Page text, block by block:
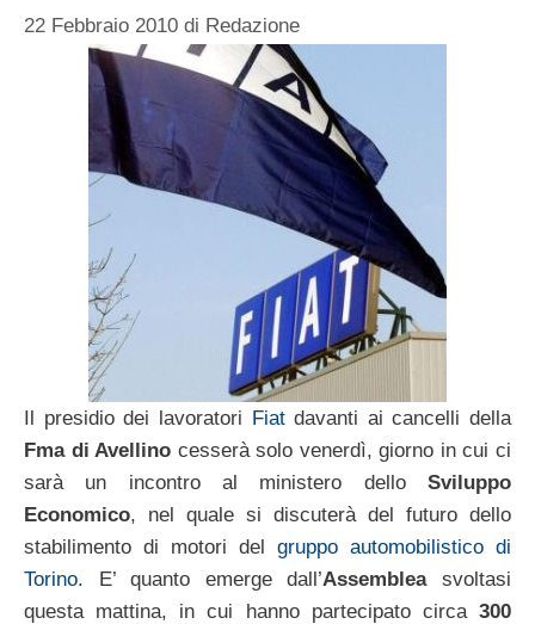
22 Febbraio 2010 di Redazione
Il presidio dei lavoratori Fiatdavanti ai cancelli della
Fma di Avellino cesserà solo venerdì, giorno in cui ci
sarà un incontro al ministero dello Sviluppo
Economico, nel quale si discuterà del futuro dello
stabilimento di motori del gruppo automobilistico di
Torino. E’ quanto emerge dall’Assembleasvoltasi
questa mattina, in cui hanno partecipato circa 300